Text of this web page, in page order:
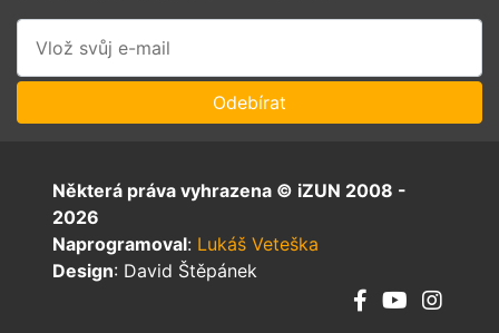
Některá práva vyhrazena © iZUN 2008 -
2026
Naprogramoval: Lukáš Veteška
Design: David Štěpánek